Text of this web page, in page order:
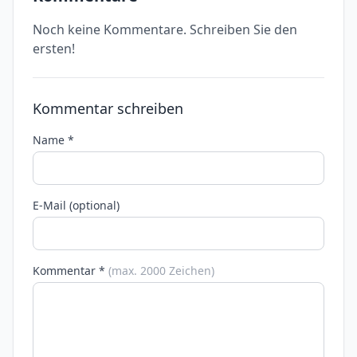
Noch keine Kommentare. Schreiben Sie den
ersten!
Kommentar schreiben
Name *
E-Mail (optional)
Kommentar * (max. 2000 Zeichen)